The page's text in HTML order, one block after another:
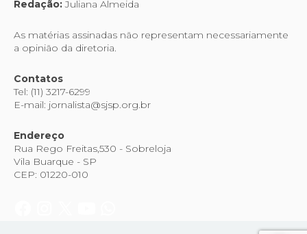
Redação:Juliana Almeida
As matérias assinadas não representam necessariamente
a opinião da diretoria.
Contatos
Tel: (11) 3217-6299
E-mail: jornalista@sjsp.org.br
Endereço
Rua Rego Freitas,530 - Sobreloja
Vila Buarque - SP
CEP: 01220-010